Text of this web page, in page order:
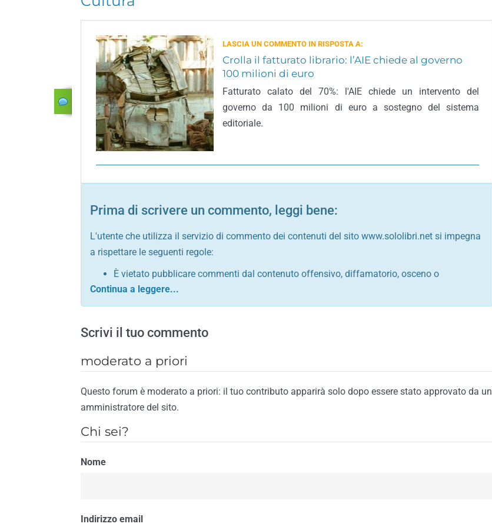
LASCIA UN COMMENTO IN RISPOSTA A:
Crolla il fatturato librario: l’AIE chiede al governo
100 milioni di euro
Fatturato calato del 70%: l'AIE chiede un intervento del
governo da 100 milioni di euro a sostegno del sistema
editoriale.
Prima di scrivere un commento, leggi bene:
L'utente che utilizza il servizio di commento dei contenuti del sito www.sololibri.net si impegna
a rispettare le seguenti regole:
È vietato pubblicare commenti dal contenuto offensivo, diffamatorio, osceno o
comunque contrario alle leggi dello Stato italiano e di quelle internazionali
Sono vietati commenti in tono sacrilego, sarcastico, denigratorio e sbeffeggiatorio
È vietato pubblicare commenti contrari al rispetto dell'ordine pubblico
È vietato pubblicare commenti lesivi della privacy di qualsiasi cittadino
È vietato pubblicare commenti razzisti nei confronti di qualsiasi razza, popolo, cultura,
religione
È vietato pubblicare commenti contrari al rispetto del buon costume o contenenti
È vietato pubblicare commenti inerenti propaganda politica, di partito o di fazione, che
Il riscontro della violazione anche di una sola delle regole precedenti comporterà la non
Scrivi il tuo commento
moderato a priori
Questo forum è moderato a priori: il tuo contributo apparirà solo dopo essere stato approvato da un
amministratore del sito.
Chi sei?
Nome
Indirizzo email